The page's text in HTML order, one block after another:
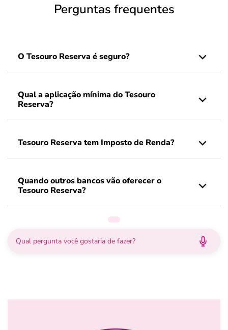
Perguntas frequentes
O Tesouro Reserva é seguro?
Qual a aplicação mínima do Tesouro
Reserva?
Tesouro Reserva tem Imposto de Renda?
Quando outros bancos vão oferecer o
Tesouro Reserva?